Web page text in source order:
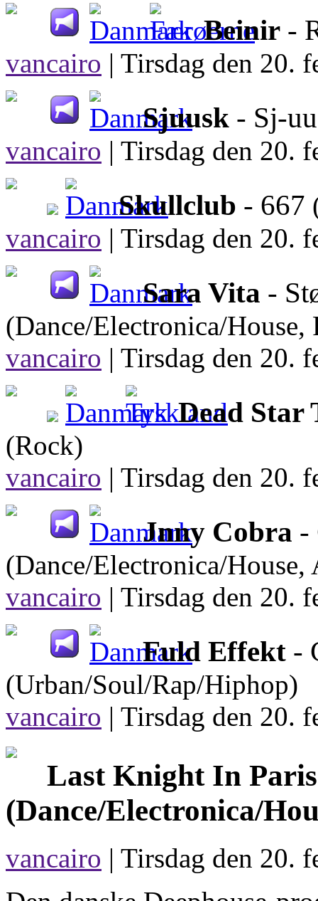
Beinir -
vancairo | Tirsdag den 20.
Sjuusk - Sj-
vancairo | Tirsdag den 20.
Skullclub - 667
vancairo | Tirsdag den 20.
Sara Vita -
(Dance/Electronica/House,
vancairo | Tirsdag den 20.
Dead Star
(Rock)
vancairo | Tirsdag den 20.
Jnny Cobra -
(Dance/Electronica/
vancairo | Tirsdag den 20.
Fuld Effekt -
(Urban/Soul/Rap/Hiphop)
vancairo | Tirsdag den 20.
Last Knight In
(Dance/Electronica/
vancairo | Tirsdag den 20.